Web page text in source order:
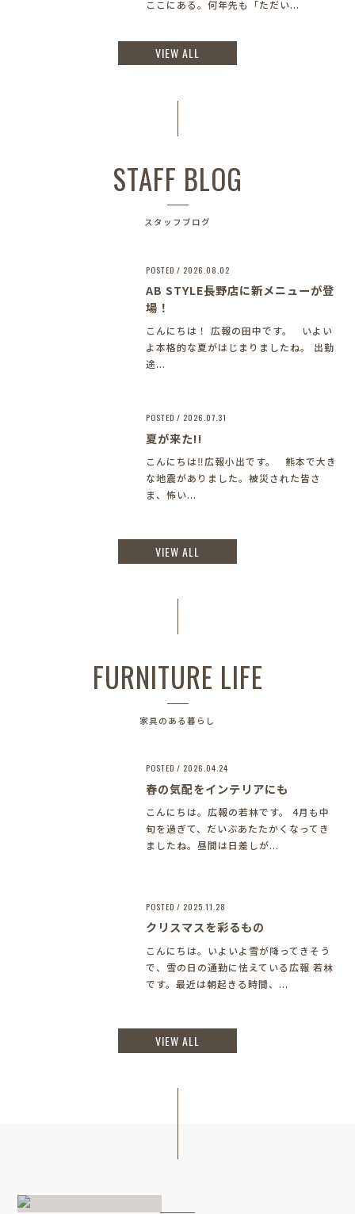
ここにある。何年先も「ただい...
VIEW ALL
STAFF BLOG
スタッフブログ
POSTED / 2026.08.02
AB STYLE長野店に新メニューが登
場！
こんにちは！ 広報の田中です。 いよい
よ本格的な夏がはじまりましたね。 出勤
途...
POSTED / 2026.07.31
夏が来た!!
こんにちは‼︎広報小出です。 熊本で大き
な地震がありました。被災された皆さ
ま、怖い...
VIEW ALL
FURNITURE LIFE
家具のある暮らし
POSTED / 2026.04.24
春の気配をインテリアにも
こんにちは。広報の若林です。 4月も中
旬を過ぎて、だいぶあたたかくなってき
ましたね。昼間は日差しが...
POSTED / 2025.11.28
クリスマスを彩るもの
こんにちは。いよいよ雪が降ってきそう
で、雪の日の通勤に怯えている広報 若林
です。最近は朝起きる時間、...
VIEW ALL